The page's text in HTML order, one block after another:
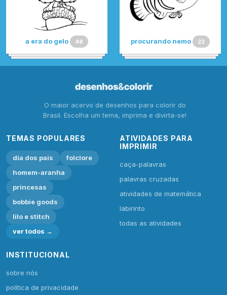
a era do gelo 48 procurando nemo 22
O maior acervo de desenhos para colorir do
Brasil. Escolha um tema, imprima e divirta-se!
TEMAS POPULARES
dia dos pais
folclore
homem-aranha
princesas
bobbie goods
lilo e stitch
ver todos →
ATIVIDADES PARA
IMPRIMIR
caça-palavras
palavras cruzadas
atividades de matemática
labirinto
todas as atividades
INSTITUCIONAL
sobre nós
política de privacidade